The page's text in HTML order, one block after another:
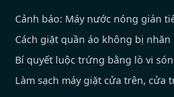
Cảnh báo: Máy nước nóng gián
Cách giặt quần áo không bị
Bí quyết luộc trứng bằng lò vi
Làm sạch máy giặt cửa trên, cửa